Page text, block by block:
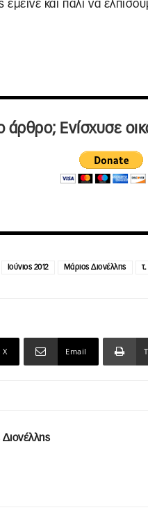
έμεινε και πάλι να
άρθρο; Ενίσχυσε
Ιούνιος 2012 Μάριος Διονέλλης τ.
X Email